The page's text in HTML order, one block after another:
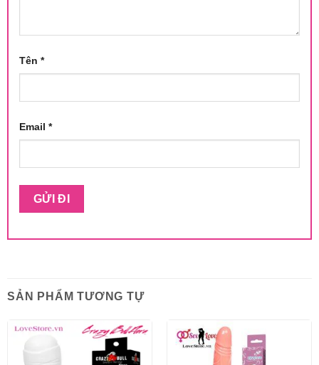
Tên *
Email *
SẢN PHẨM TƯƠNG TỰ